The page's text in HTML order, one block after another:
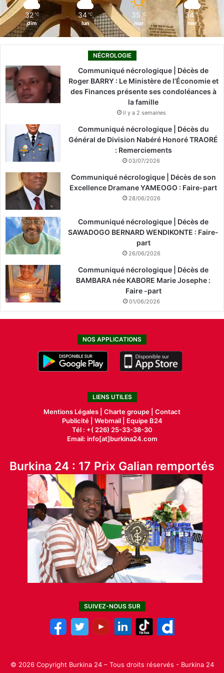
32 ℃
dim
34 ℃
lun
35 ℃
mar
34 ℃
mer
NÉCROLOGIE
Communiqué nécrologique | Décès de
Roger BARRY : Le Ministère de l’Économie et
des Finances présente ses condoléances à
la famille
il y a 2 semaines
Communiqué nécrologique | Décès du
Général de Division Nabéré Honoré TRAORÉ
: Remerciements
03/07/2026
Communiqué nécrologique | Décès de son
Excellence Dramane YAMEOGO : Faire-part
28/06/2026
Communiqué nécrologique | Décès de
SAWADOGO BERNARD WENDIKONTE : Faire-
part
26/06/2026
Communiqué nécrologique | Décès de
BAMBARA née KABORE Marie Josephe :
Faire -part
01/06/2026
NOS APPLICATIONS
LIENS UTILES
Mentions Légales | Charte groupe | Contact
Publicité| Webmail |
Equipe B24
Tél : +( 226) 25-33-38-30
Email: info[at]burkina24.com
Burkina 24 : 17 Prix Galian remportés
SUIVEZ-NOUS SUR
© 2026 Copyright Burkina 24 – Tous droits réservés - Burkina 24